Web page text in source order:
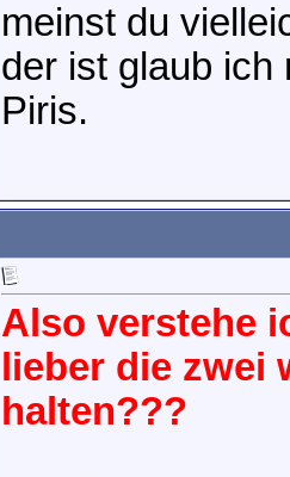
meinst du
der ist glaub ich
Piris.
Also verstehe
lieber die zwei
halten???